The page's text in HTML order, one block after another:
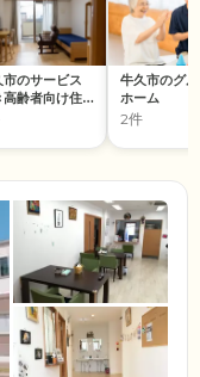
市のサービス
高齢者向け住
牛久市のグ
ホーム
2件